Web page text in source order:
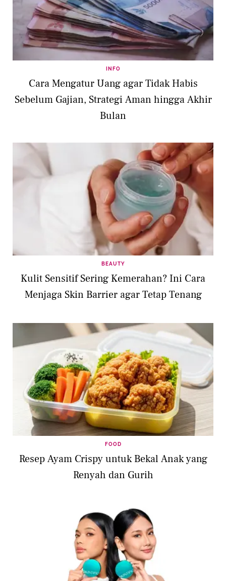
INFO
Cara Mengatur Uang agar Tidak Habis
Sebelum Gajian, Strategi Aman hingga Akhir
Bulan
BEAUTY
Kulit Sensitif Sering Kemerahan? Ini Cara
Menjaga Skin Barrier agar Tetap Tenang
FOOD
Resep Ayam Crispy untuk Bekal Anak yang
Renyah dan Gurih